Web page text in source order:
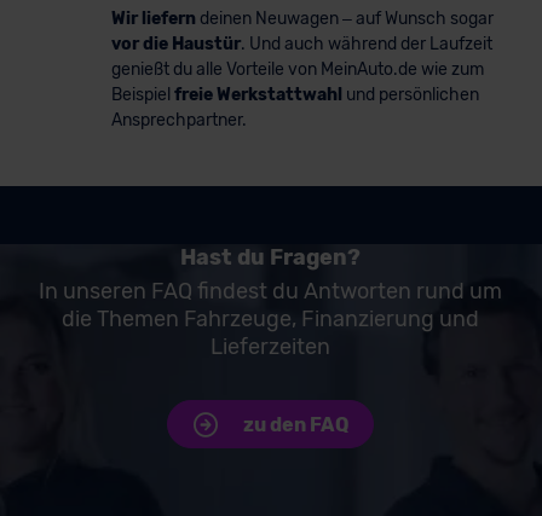
Wir liefern deinen Neuwagen – auf Wunsch sogar
vor die Haustür. Und auch während der Laufzeit
genießt du alle Vorteile von MeinAuto.de wie zum
Beispiel freie Werkstattwahl und persönlichen
Ansprechpartner.
Hast du Fragen?
In unseren FAQ findest du Antworten rund um
die Themen Fahrzeuge, Finanzierung und
Lieferzeiten
zu den FAQ